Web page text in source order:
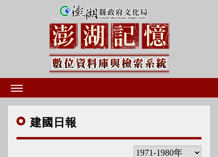
建國 日報